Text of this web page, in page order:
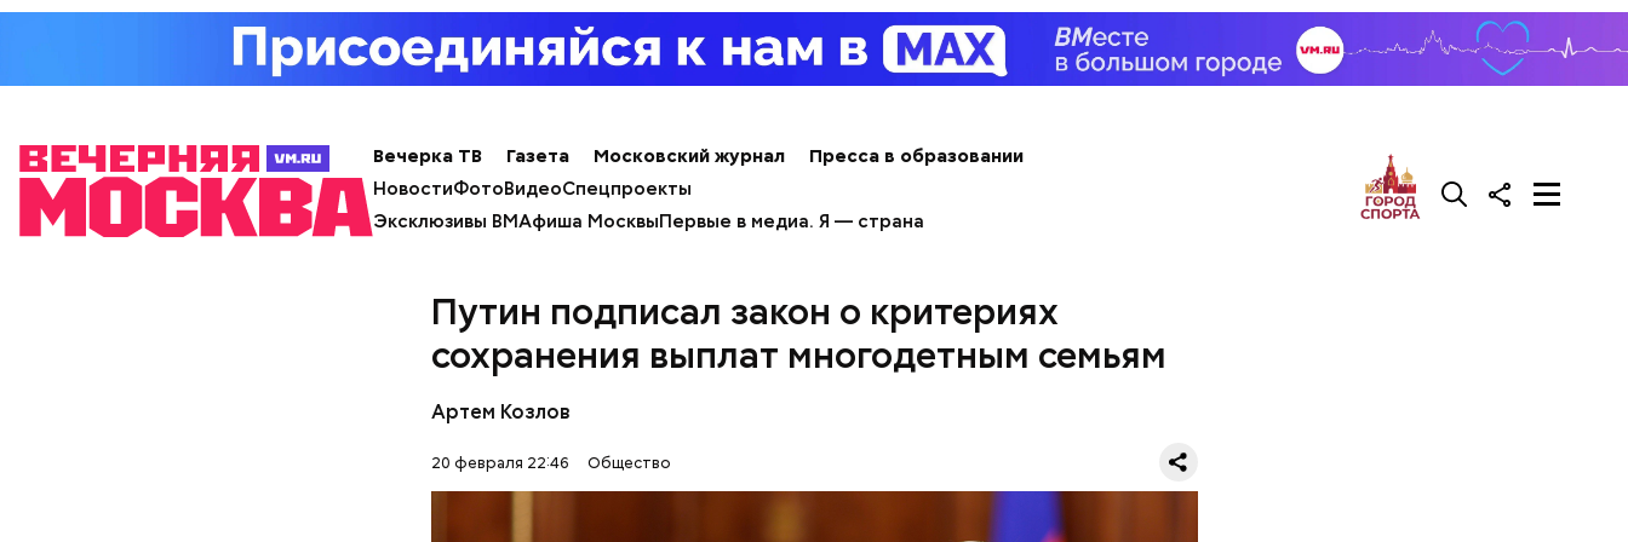
Вечерка ТВ Газета Московский журнал
Пресса в образовании
НовостиФотоВидеоСпецпроекты
Эксклюзивы ВМАфиша МосквыПервые в медиа. Я — страна
Путин подписал закон о критериях
сохранения выплат многодетным семьям
Артем Козлов
20 февраля 22:46 Общество
— Кабачки нужно натереть длинными слайсами (это можно сделать на
специальной терке), похожими на спагетти, и уложить в противень.
Дальше нужно добавить немного растительного масла, соль, а сверху
бросить хаотично порезанную брынзу. Затем добавляются помидоры